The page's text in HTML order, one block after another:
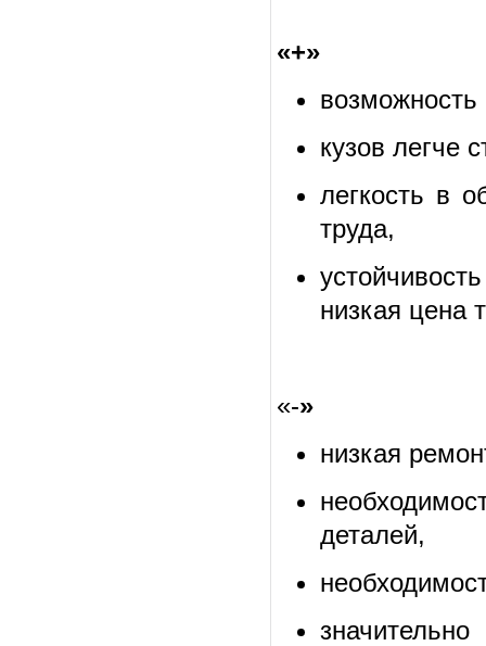
«+»
кузов легче
легкость в
труда,
устойчивость
низкая цена
«-»
низкая
деталей,